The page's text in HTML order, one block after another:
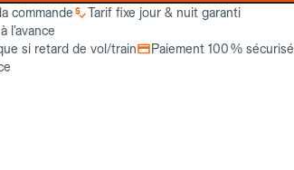
commande
Tarif fixe jour & nuit garanti
l’avance
si retard de vol/train
Paiement 100 % sécurisé